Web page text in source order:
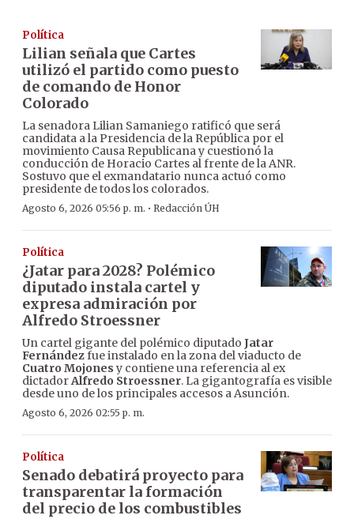
Política
Lilian señala que Cartes
utilizó el partido como puesto
de comando de Honor
Colorado
La senadora Lilian Samaniego ratificó que será
candidata a la Presidencia de la República por el
movimiento Causa Republicana y cuestionó la
conducción de Horacio Cartes al frente de la ANR.
Sostuvo que el exmandatario nunca actuó como
presidente de todos los colorados.
Agosto 6, 2026 05:56 p. m. · Redacción ÚH
Política
¿Jatar para 2028? Polémico
diputado instala cartel y
expresa admiración por
Alfredo Stroessner
Un cartel gigante del polémico diputado Jatar
Fernándezfue instalado en la zona del viaducto de
Cuatro Mojones y contiene una referencia al ex
dictadorAlfredo Stroessner. La gigantografía es visible
desde uno de los principales accesos a Asunción.
Agosto 6, 2026 02:55 p. m.
Política
Senado debatirá proyecto para
transparentar la formación
del precio de los combustibles